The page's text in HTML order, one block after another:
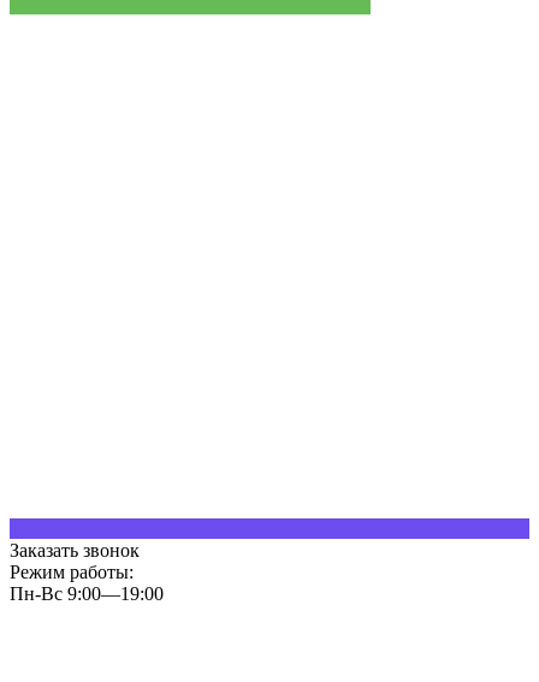
Заказать звонок
Режим работы:
Пн-Вс 9:00—19:00